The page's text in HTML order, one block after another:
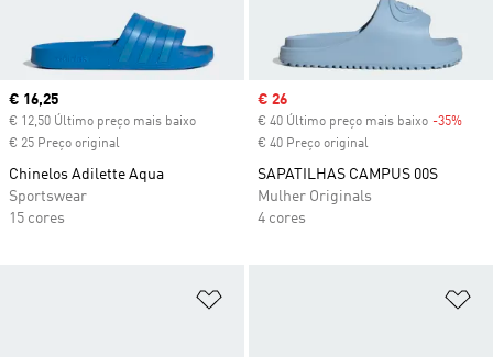
Current price
€ 16,25
€ 12,50 Último preço mais baixo
€ 25 Preço original
Chinelos Adilette Aqua
Sportswear
15 cores
Sale price
€ 26
€ 40 Último preço mais baixo -35%
€ 40 Preço original
SAPATILHAS CAMPUS 00S
Mulher Originals
4 cores